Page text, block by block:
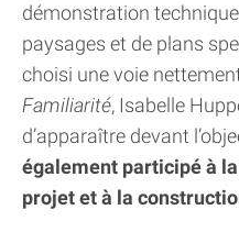
démonstration
paysages et de plans
choisi une voie
Familiarité, Isabelle
d’apparaître devant
également participé à
projet et à la